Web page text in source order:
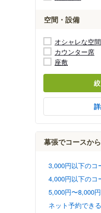
空間・設備
オシャレな空間
カウンター席
座敷
幕張でコースか
3,000円以下のコ
4,000円以下のコ
5,000円〜8,000
ネット予約でき